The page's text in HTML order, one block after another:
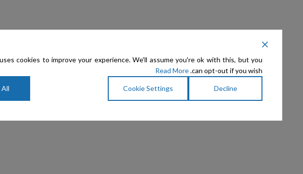
cookies to improve your experience. We'll assume you're ok with this, but you
can opt-out if you wish.
Read More
Decline
Cookie Settings